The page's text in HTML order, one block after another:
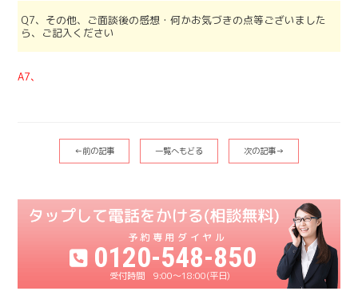
Q7、その他、ご面談後の感想・何かお気づきの点等ございました
ら、ご記入ください
A7、
←前の記事 一覧へもどる 次の記事→
0120-548-850
9:00〜18:00(平日)